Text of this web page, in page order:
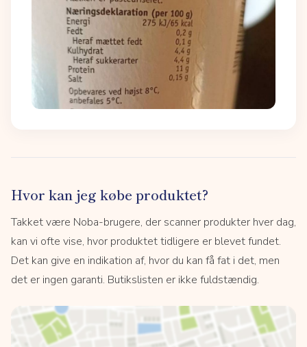
Hvor kan jeg købe produktet?
Takket være Noba-brugere, der scanner produkter hver dag,
kan vi ofte vise, hvor produktet tidligere er blevet fundet.
Det kan give en indikation af, hvor du kan få fat i det, men
det er ingen garanti. Butikslisten er ikke fuldstændig.